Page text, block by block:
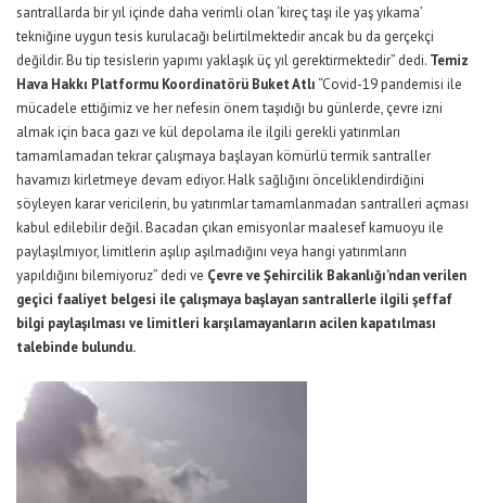
santrallarda bir yıl içinde daha verimli olan ‘kireç taşı ile yaş yıkama’
tekniğine uygun tesis kurulacağı belirtilmektedir ancak bu da gerçekçi
değildir. Bu tip tesislerin yapımı yaklaşık üç yıl gerektirmektedir” dedi. Temiz
Hava Hakkı Platformu Koordinatörü Buket Atlı “Covid-19 pandemisi ile
mücadele ettiğimiz ve her nefesin önem taşıdığı bu günlerde, çevre izni
almak için baca gazı ve kül depolama ile ilgili gerekli yatırımları
tamamlamadan tekrar çalışmaya başlayan kömürlü termik santraller
havamızı kirletmeye devam ediyor. Halk sağlığını önceliklendirdiğini
söyleyen karar vericilerin, bu yatırımlar tamamlanmadan santralleri açması
kabul edilebilir değil. Bacadan çıkan emisyonlar maalesef kamuoyu ile
paylaşılmıyor, limitlerin aşılıp aşılmadığını veya hangi yatırımların
yapıldığını bilemiyoruz” dedi ve Çevre ve Şehircilik Bakanlığı’ndan verilen
geçici faaliyet belgesi ile çalışmaya başlayan santrallerle ilgili şeffaf
bilgi paylaşılması ve limitleri karşılamayanların acilen kapatılması
talebinde bulundu.